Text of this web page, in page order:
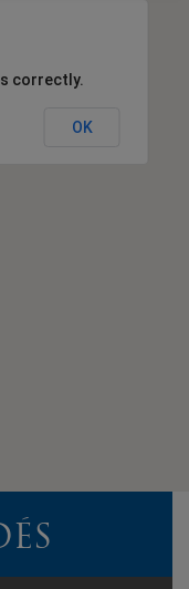
correctly.
OK